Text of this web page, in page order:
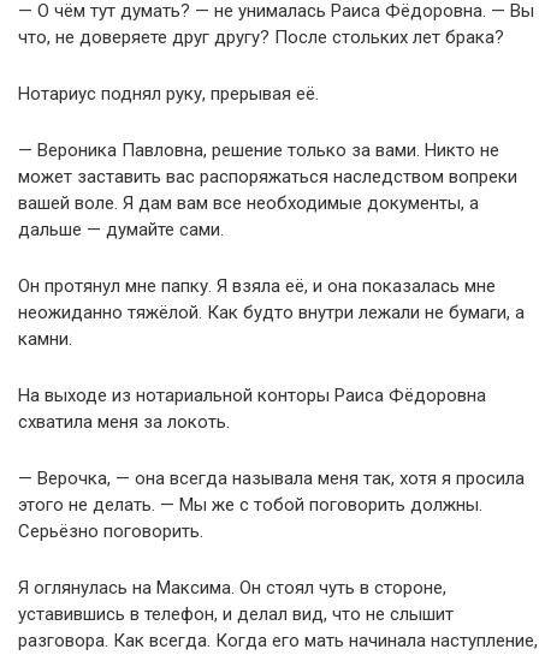
— О чём тут думать? — не унималась Раиса Фёдоровна. — Вы
что, не доверяете друг другу? После стольких лет брака?
Нотариус поднял руку, прерывая её.
— Вероника Павловна, решение только за вами. Никто не
может заставить вас распоряжаться наследством вопреки
вашей воле. Я дам вам все необходимые документы, а
дальше — думайте сами.
Он протянул мне папку. Я взяла её, и она показалась мне
неожиданно тяжёлой. Как будто внутри лежали не бумаги, а
камни.
На выходе из нотариальной конторы Раиса Фёдоровна
схватила меня за локоть.
— Верочка, — она всегда называла меня так, хотя я просила
этого не делать. — Мы же с тобой поговорить должны.
Серьёзно поговорить.
Я оглянулась на Максима. Он стоял чуть в стороне,
уставившись в телефон, и делал вид, что не слышит
разговора. Как всегда. Когда его мать начинала наступление,